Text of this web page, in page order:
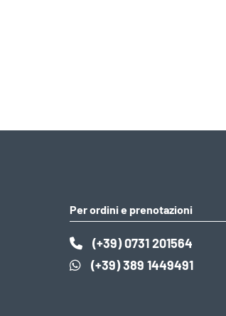
Per ordini e prenotazioni
(+39) 0731 201564
(+39) 389 1449491